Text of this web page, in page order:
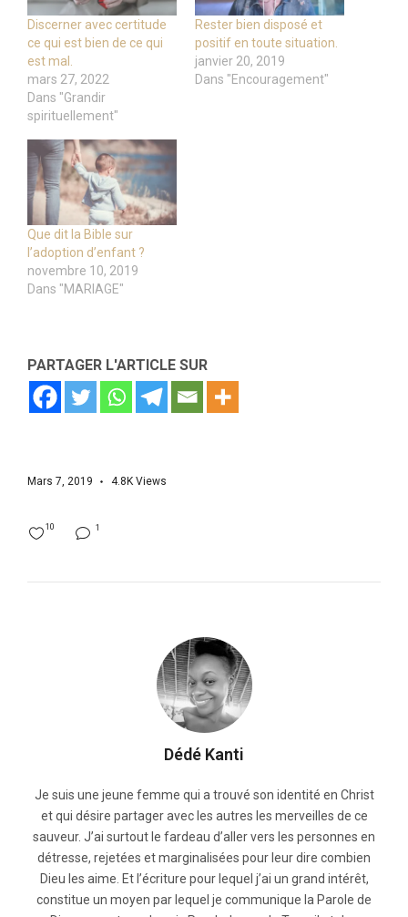
Discerner avec certitude
ce qui est bien de ce qui
est mal.
mars 27, 2022
Dans "Grandir
spirituellement"
Rester bien disposé et
positif en toute situation.
janvier 20, 2019
Dans "Encouragement"
Que dit la Bible sur
l’adoption d’enfant ?
novembre 10, 2019
Dans "MARIAGE"
PARTAGER L'ARTICLE SUR
Mars 7, 2019 4.8K Views
1
10
Dédé Kanti
Je suis une jeune femme qui a trouvé son identité en Christ
et qui désire partager avec les autres les merveilles de ce
sauveur. J’ai surtout le fardeau d’aller vers les personnes en
détresse, rejetées et marginalisées pour leur dire combien
Dieu les aime. Et l’écriture pour lequel j’ai un grand intérêt,
constitue un moyen par lequel je communique la Parole de